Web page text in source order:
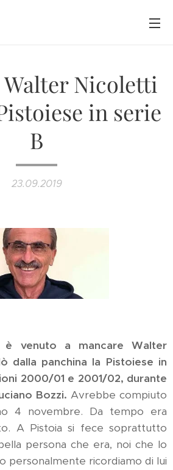
Nicoletti
in serie
B
23.09.2019
venuto a mancare Walter
dalla panchina la Pistoiese in
2000/01 e 2001/02, durante
Bozzi. Avrebbe compiuto
4 novembre. Da tempo era
A Pistoia si fece soprattutto
persona che era, noi che lo
personalmente ricordiamo di lui